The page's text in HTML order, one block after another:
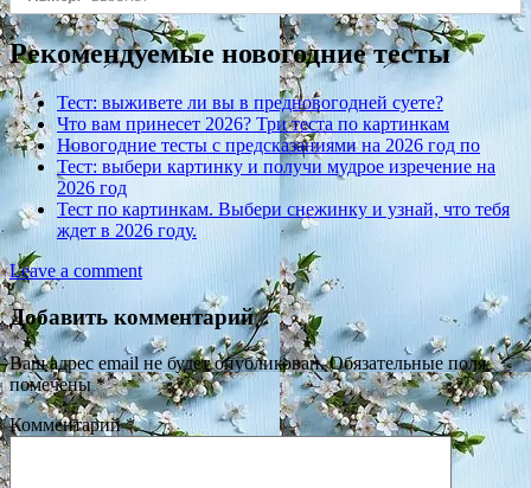
Рекомендуемые новогодние тесты
Тест: выживете ли вы в предновогодней суете?
Что вам принесет 2026? Три теста по картинкам
Новогодние тесты с предсказаниями на 2026 год по
Тест: выбери картинку и получи мудрое изречение на
2026 год
Тест по картинкам. Выбери снежинку и узнай, что тебя
ждет в 2026 году.
Leave a comment
Добавить комментарий
Ваш адрес email не будет опубликован. Обязательные поля
помечены*
Комментарий*